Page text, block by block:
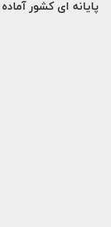
پایانه ای کشور